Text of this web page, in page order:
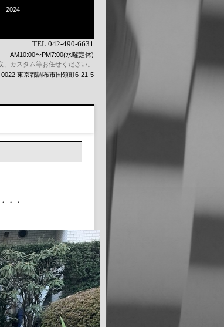
カスタム等お任せください。
TEL.042-490-6631
AM10:00〜PM7:00(水曜定休)
東京都調布市国領町6-21-5
2024
・・